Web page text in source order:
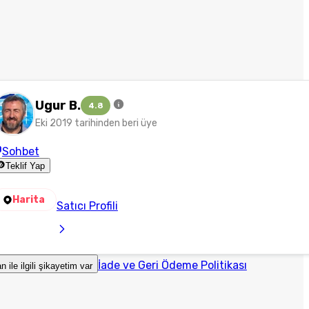
Ugur B. 4.8
Eki 2019 tarihinden beri üye
Sohbet
Teklif Yap
Harita Satıcı Profili
ile ilgili şikayetim var İade ve Geri Ödeme Politikası